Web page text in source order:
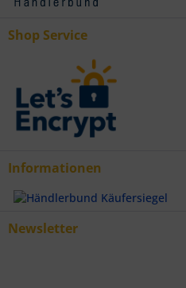
Shop Service
Informationen
Newsletter
Endgeräteeigenschaften zur